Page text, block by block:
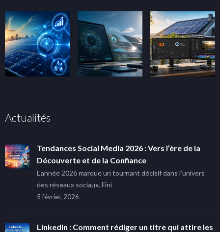
Actualités
Tendances Social Media 2026 : Vers l’ère de la
Découverte et de la Confiance
L’année 2026 marque un tournant décisif dans l’univers
des réseaux sociaux. Fini
5 février, 2026
LinkedIn : Comment rédiger un titre qui attire les